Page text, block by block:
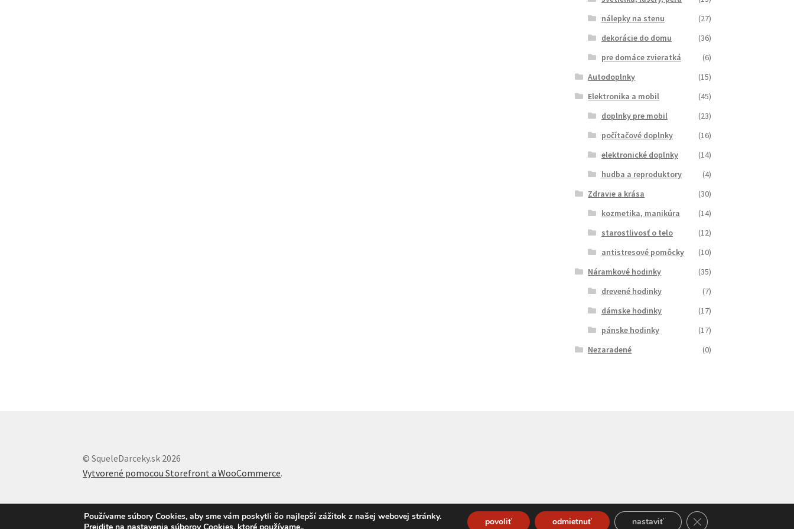
nálepky na stenu
(27)
dekorácie do domu
(36)
pre domáce zvieratká
(6)
Autodoplnky
(15)
Elektronika a mobil
(45)
doplnky pre mobil
(23)
počítačové doplnky
(16)
elektronické doplnky
(14)
hudba a reproduktory
(4)
Zdravie a krása
(30)
kozmetika, manikúra
(14)
starostlivosť o telo
(12)
antistresové pomôcky
(10)
Náramkové hodinky
(35)
drevené hodinky
(7)
dámske hodinky
(17)
pánske hodinky
(17)
Nezaradené
(0)
© SqueleDarceky.sk 2026
Vytvorené pomocou Storefront a WooCommerce.
Používame súbory Cookies, aby sme vám poskytli čo najlepší zážitok z našej webovej stránky.
povoliť odmietnuť nastaviť Close GDPR Cookie